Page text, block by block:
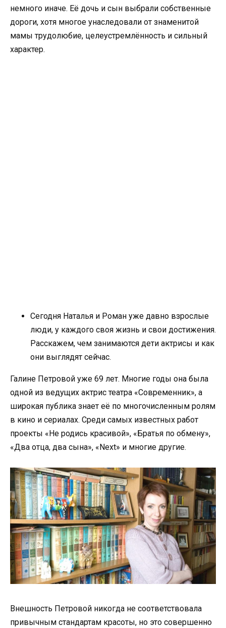
немного иначе. Её дочь и сын выбрали собственные
дороги, хотя многое унаследовали от знаменитой
мамы трудолюбие, целеустремлённость и сильный
характер.
Сегодня Наталья и Роман уже давно взрослые
люди, у каждого своя жизнь и свои достижения.
Расскажем, чем занимаются дети актрисы и как
они выглядят сейчас.
Галине Петровой уже 69 лет. Многие годы она была
одной из ведущих актрис театра «Современник», а
широкая публика знает её по многочисленным ролям
в кино и сериалах. Среди самых известных работ
проекты «Не родись красивой», «Братья по обмену»,
«Два отца, два сына», «Next» и многие другие.
Внешность Петровой никогда не соответствовала
привычным стандартам красоты, но это совершенно